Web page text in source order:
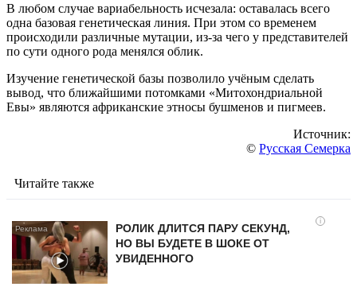
В любом случае вариабельность исчезала: оставалась всего
одна базовая генетическая линия. При этом со временем
происходили различные мутации, из-за чего у представителей
по сути одного рода менялся облик.
Изучение генетической базы позволило учёным сделать
вывод, что ближайшими потомками «Митохондриальной
Евы» являются африканские этносы бушменов и пигмеев.
Источник:
© Русская Семерка
Читайте также
i
РОЛИК ДЛИТСЯ ПАРУ СЕКУНД,
НО ВЫ БУДЕТЕ В ШОКЕ ОТ
УВИДЕННОГО